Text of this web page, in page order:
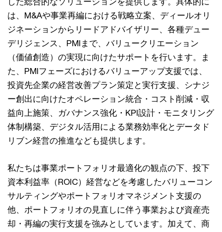
は、M&Aや事業再編における戦略立案、ディールオリ
ジネーションからリードアドバイザリー、各種デュー
デリジェンス、PMIまで、バリュークリエーション
（価値創造）の実現に向けたサポートを行います。ま
た、PMIフェーズにおけるバリューアップ支援では、
投資先企業の経営改善プラン策定と実行支援、シナジ
ー創出に向けたオペレーション統合・コスト削減・収
益向上施策、ガバナンス強化・KPI設計・モニタリング
体制構築、デジタル活用による業務効率化とデータド
リブン経営の推進なども提供します。
私たちは事業ポートフォリオ最適化の観点の下、投下
資本利益率（ROIC）経営などを考慮したバリューコン
サルティングやポートフォリオマネジメント支援の
他、ポートフォリオの見直しに伴う事業および資産売
却・再編の実行支援を強みとしています。加えて、商